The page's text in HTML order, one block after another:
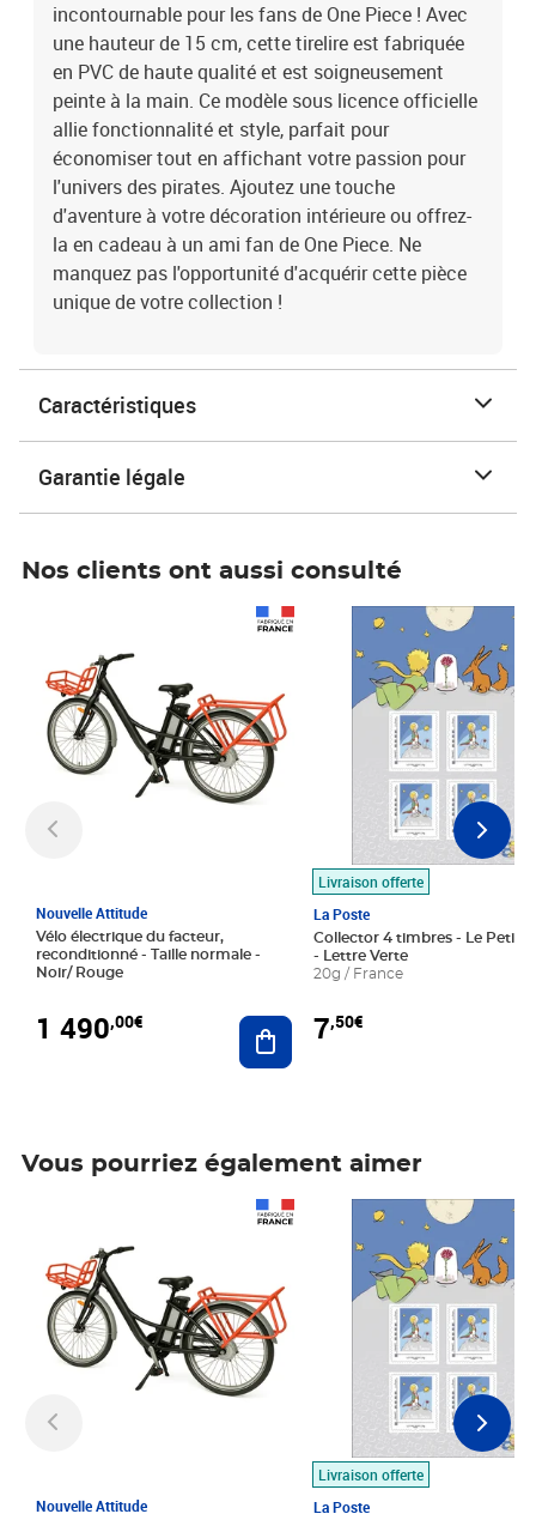
incontournable pour les fans de One Piece ! Avec
une hauteur de 15 cm, cette tirelire est fabriquée
en PVC de haute qualité et est soigneusement
peinte à la main. Ce modèle sous licence officielle
allie fonctionnalité et style, parfait pour
économiser tout en affichant votre passion pour
l'univers des pirates. Ajoutez une touche
d'aventure à votre décoration intérieure ou offrez-
la en cadeau à un ami fan de One Piece. Ne
manquez pas l'opportunité d'acquérir cette pièce
unique de votre collection !
Caractéristiques
Garantie légale
Nos clients ont aussi consulté
Nouvelle Attitude
Vélo électrique du facteur,
reconditionné - Taille normale -
Noir/ Rouge
1 490,00€ Ajouter au panier
Livraison offerte
La Poste
Collector 4 timbres - Le Petit
- Lettre Verte
20g / France
7,50€
Prix 7,50€
Vous pourriez également aimer
Nouvelle Attitude
Livraison offerte
La Poste
Prix 7,50€